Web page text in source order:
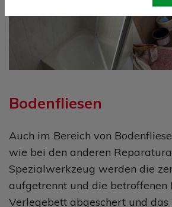
Bodenfliesen
Auch im Bereich von
wie bei den anderen
Spezialwerkzeug werden die
aufgetrennt und die betroffenen
Verlegebett abgeschert und